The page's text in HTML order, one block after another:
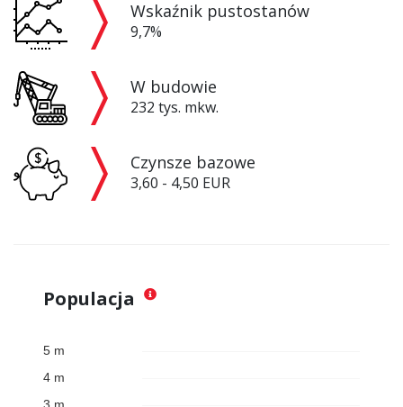
Wskaźnik pustostanów
9,7%
W budowie
232 tys. mkw.
Czynsze bazowe
3,60 - 4,50 EUR
Populacja